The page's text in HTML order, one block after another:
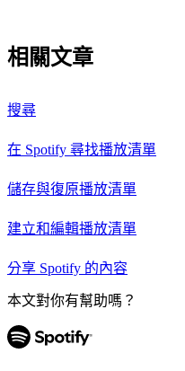
相關文章
搜尋
在 Spotify 尋找播放清單
儲存與復原播放清單
建立和編輯播放清單
分享 Spotify 的內容
本文對你有幫助嗎？